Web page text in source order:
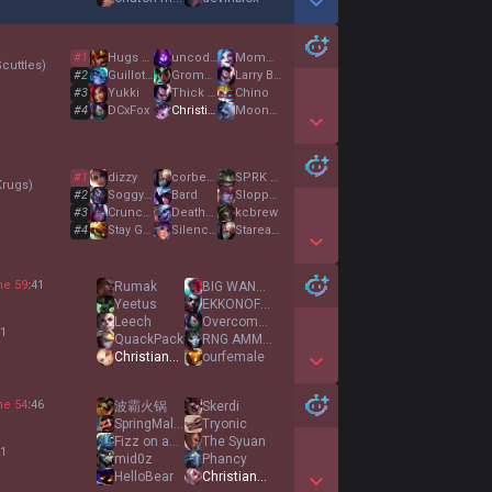
Show More Detail Games
)
#1
#2
#3 Yukki
Chino
#4 DCxFox
Show More Detail Games
)
#1 dizzy
#2 Bard
#3
kcbrew
#4
Show More Detail Games
59:41
Rumak
Yeetus
Leech
QuackPack
ChristianBros2k
BIG WANG SWANGIN
EKKONOFITNESS
Overcome11351
RNG AMMIZE
ourfemale
Show More Detail Games
54:46
波霸火锅
SpringMalac
Fizz on an Ashe
mid0z
HelloBear
Skerdi
Tryonic
The Syuan
Phancy
ChristianBros2k